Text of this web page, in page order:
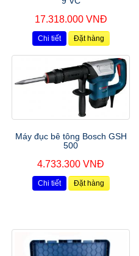
17.318.000 VNĐ
Chi tiết Đặt hàng
Máy đục bê tông Bosch GSH
500
4.733.300 VNĐ
Chi tiết Đặt hàng